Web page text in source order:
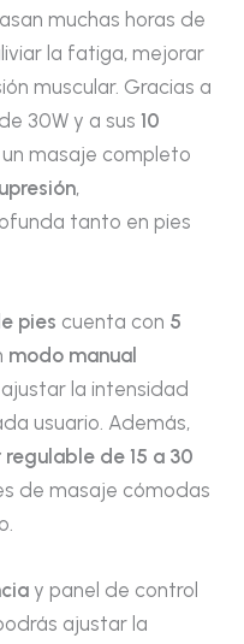
muchas horas de
la fatiga, mejorar
muscular. Gracias a
30W y a sus10
masaje completo
,
tanto en pies
pies cuenta con 5
modo manual
la intensidad
usuario. Además,
de 15 a 30
de masaje cómodas
y panel de control
ajustar la